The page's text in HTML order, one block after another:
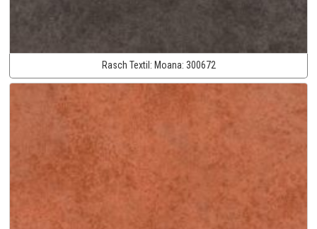
Rasch Textil: Moana: 300672